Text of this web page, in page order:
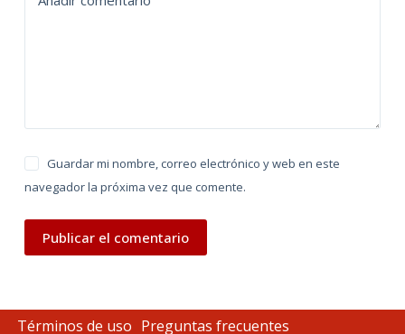
Guardar mi nombre, correo electrónico y web en este
navegador la próxima vez que comente.
Publicar el comentario
Términos de uso Preguntas frecuentes